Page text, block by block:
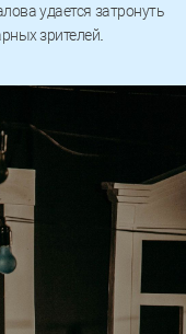
удается затронуть
зрителей.